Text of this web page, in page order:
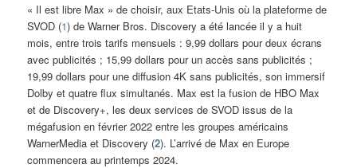
« Il est libre Max » de choisir, aux Etats-Unis où la plateforme de
SVOD (1) de Warner Bros. Discovery a été lancée il y a huit
mois, entre trois tarifs mensuels : 9,99 dollars pour deux écrans
avec publicités ; 15,99 dollars pour un accès sans publicités ;
19,99 dollars pour une diffusion 4K sans publicités, son immersif
Dolby et quatre flux simultanés. Max est la fusion de HBO Max
et de Discovery+, les deux services de SVOD issus de la
mégafusion en février 2022 entre les groupes américains
WarnerMedia et Discovery (2). L’arrivé de Max en Europe
commencera au printemps 2024.